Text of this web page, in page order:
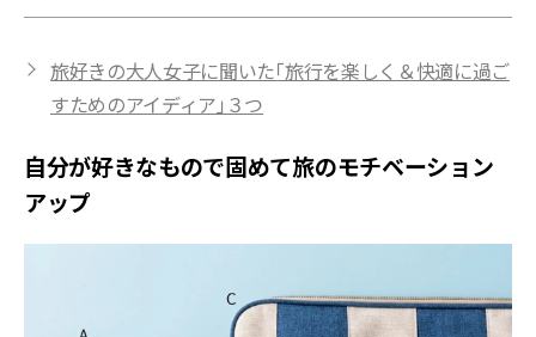
旅好きの大人女子に聞いた「旅行を楽しく＆快適に過ご
すためのアイディア」３つ
自分が好きなもので固めて旅のモチベーション
アップ